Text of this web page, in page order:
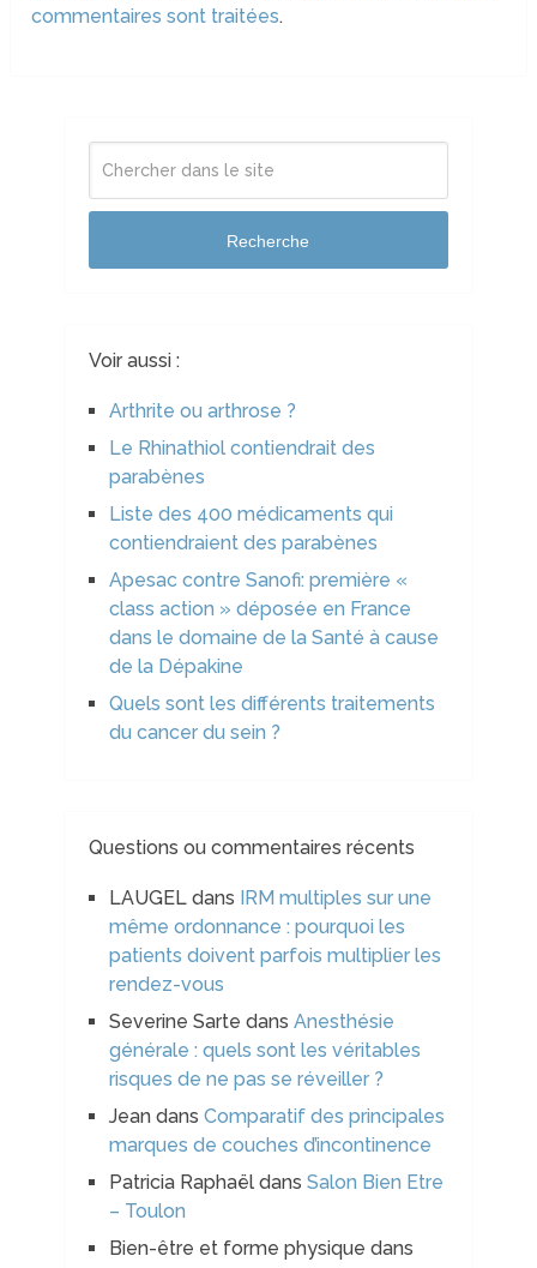
commentaires sont traitées.
Recherche
Voir aussi :
Arthrite ou arthrose ?
Le Rhinathiol contiendrait des
parabènes
Liste des 400 médicaments qui
contiendraient des parabènes
Apesac contre Sanofi: première «
class action » déposée en France
dans le domaine de la Santé à cause
de la Dépakine
Quels sont les différents traitements
du cancer du sein ?
Questions ou commentaires récents
LAUGELdans IRM multiples sur une
même ordonnance : pourquoi les
patients doivent parfois multiplier les
rendez-vous
Severine Sarte dans Anesthésie
générale : quels sont les véritables
risques de ne pas se réveiller ?
Jeandans Comparatif des principales
marques de couches d’incontinence
Patricia Raphaëldans Salon Bien Etre
– Toulon
Bien-être et forme physique dans